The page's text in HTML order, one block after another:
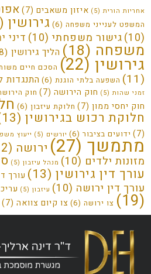
אחריות הורית(5) איזון משאבים(7)
המשפט לענייני משפחה(6) גירושין(14)
גישור משפחתי(10) דיני
משפחה(18) הליך גירושין(8)
גירושין(22) הסכם חיים
השפעה בלתי הוגנת(6) התנגדות
זמני שהות (5) חוק הירושה(7) חוק הירושה
חוק יחסי ממון(7) חלוקת עיזבון(6)
חלוקת רכוש בגירושין(13)
ידועים בציבור(6) יורשים (5) ייעוץ משפטי מתמשך(27) ירושה(12)
מזונות ילדים(10) מנהל עיזבון(5)
עורך דין גירושין(13) עורך
עורך דין ירושה(10) עיזבון(5)
צו ירושה(6) צו קיום צוואה(7)